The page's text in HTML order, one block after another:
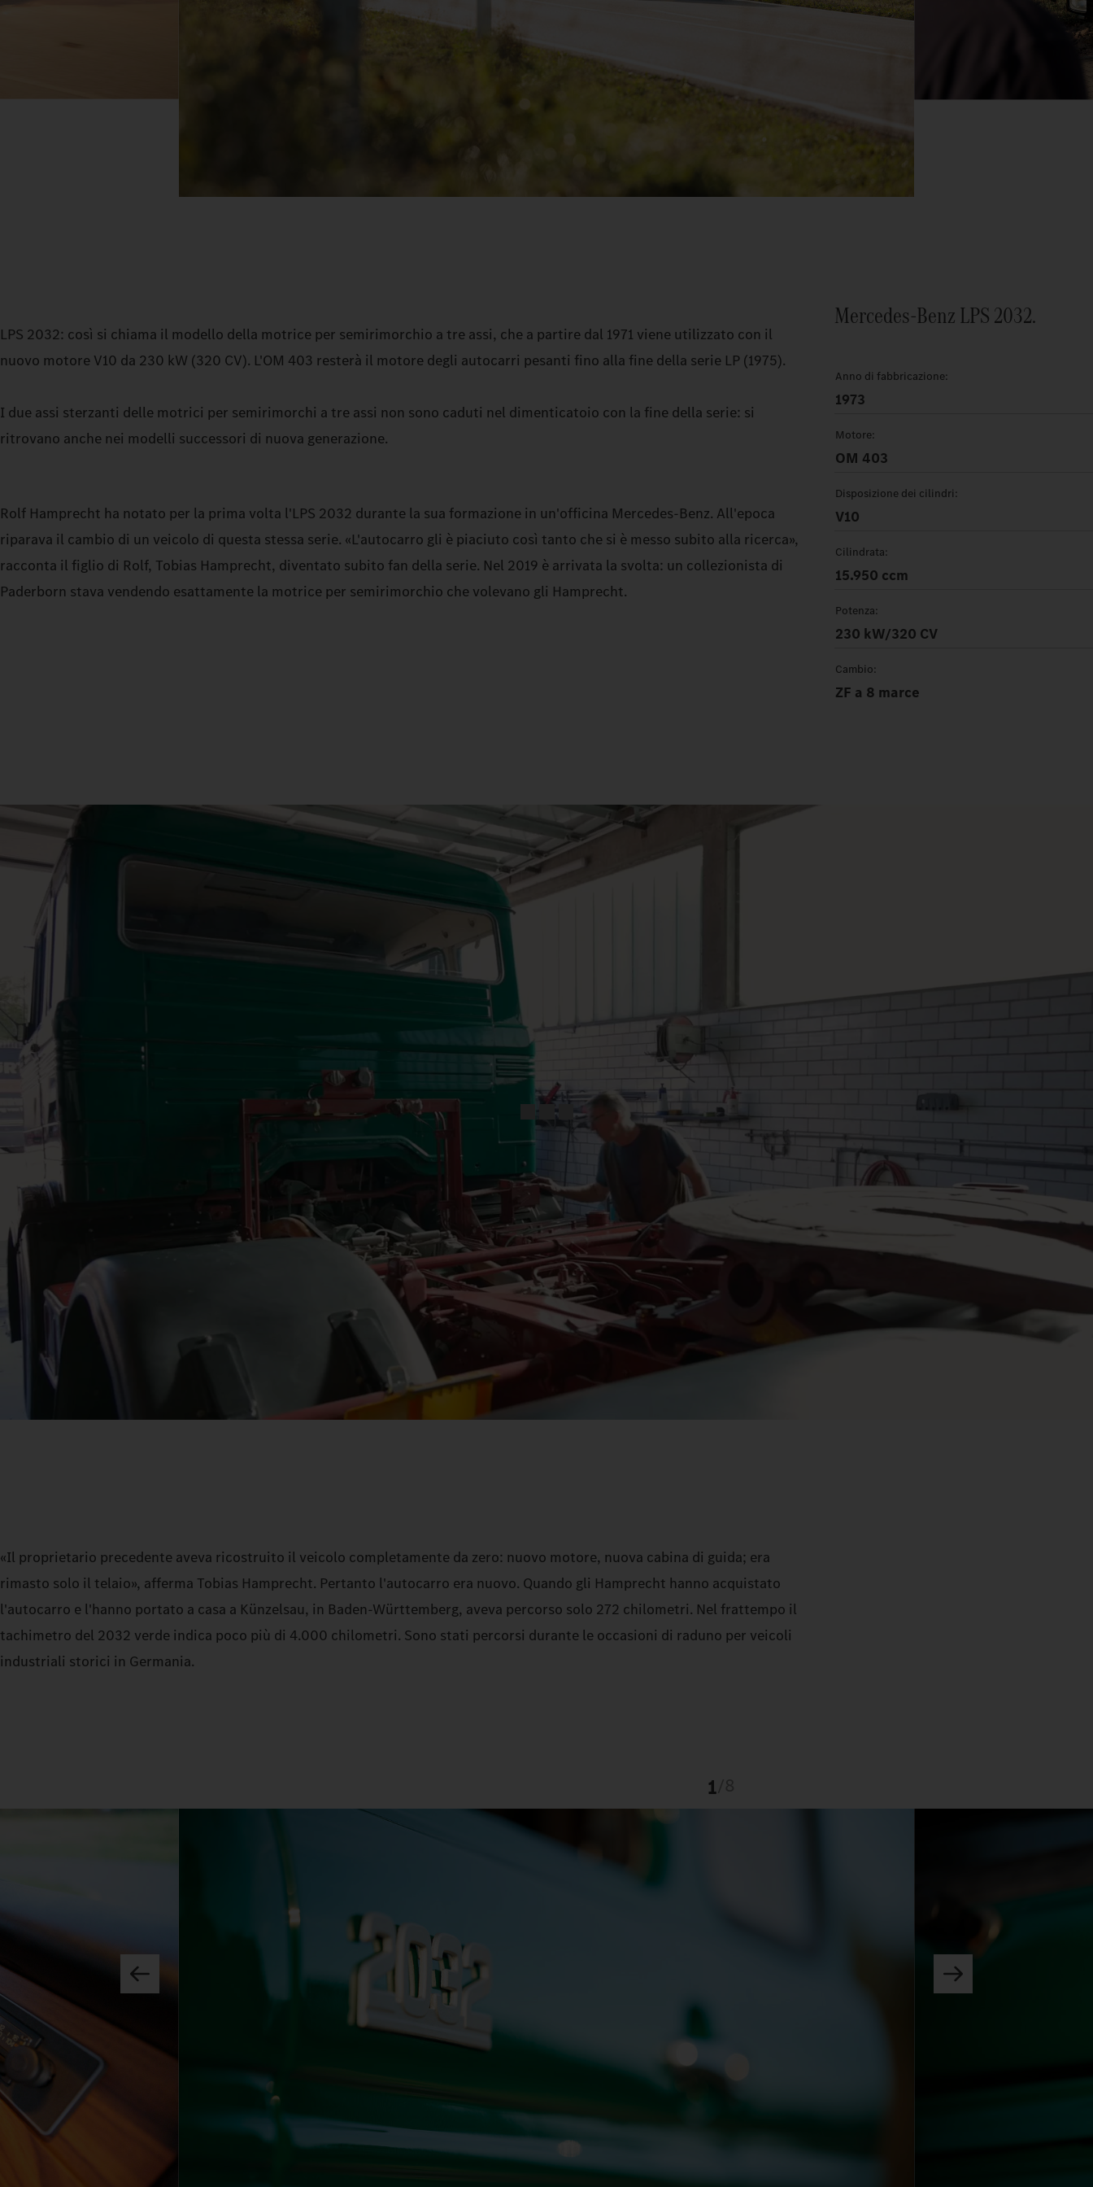
LPS 2032: così si chiama il modello della motrice per semirimorchio a tre assi, che a partire dal 1971 viene utilizzato con il
nuovo motore V10 da 230 kW (320 CV). L'OM 403 resterà il motore degli autocarri pesanti fino alla fine della serie LP (1975).
I due assi sterzanti delle motrici per semirimorchi a tre assi non sono caduti nel dimenticatoio con la fine della serie: si
ritrovano anche nei modelli successori di nuova generazione.
Rolf Hamprecht ha notato per la prima volta l'LPS 2032 durante la sua formazione in un'officina Mercedes‑Benz. All'epoca
riparava il cambio di un veicolo di questa stessa serie. «L'autocarro gli è piaciuto così tanto che si è messo subito alla ricerca»,
racconta il figlio di Rolf, Tobias Hamprecht, diventato subito fan della serie. Nel 2019 è arrivata la svolta: un collezionista di
Paderborn stava vendendo esattamente la motrice per semirimorchio che volevano gli Hamprecht.
Mercedes‑Benz LPS 2032.
Anno di fabbricazione:
1973
Motore:
OM 403
Disposizione dei cilindri:
V10
Cilindrata:
15.950 ccm
Potenza:
230 kW/320 CV
Cambio:
ZF a 8 marce
«Il proprietario precedente aveva ricostruito il veicolo completamente da zero: nuovo motore, nuova cabina di guida; era
rimasto solo il telaio», afferma Tobias Hamprecht. Pertanto l'autocarro era nuovo. Quando gli Hamprecht hanno acquistato
l'autocarro e l'hanno portato a casa a Künzelsau, in Baden‑Württemberg, aveva percorso solo 272 chilometri. Nel frattempo il
tachimetro del 2032 verde indica poco più di 4.000 chilometri. Sono stati percorsi durante le occasioni di raduno per veicoli
industriali storici in Germania.
1